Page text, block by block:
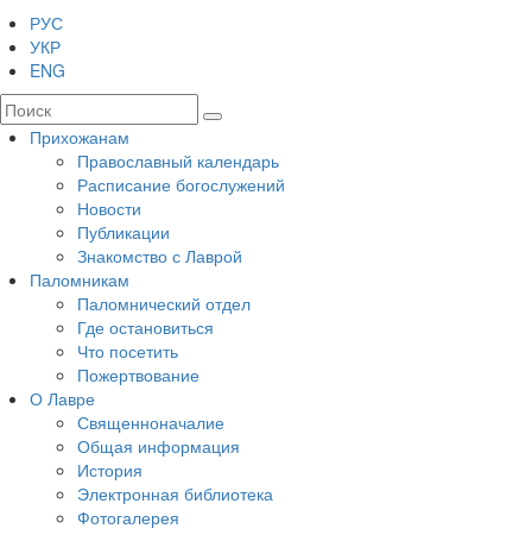
РУС
УКР
ENG
Прихожанам
Православный календарь
Расписание богослужений
Новости
Публикации
Знакомство с Лаврой
Паломникам
Паломнический отдел
Где остановиться
Что посетить
Пожертвование
О Лавре
Священноначалие
Общая информация
История
Электронная библиотека
Фотогалерея